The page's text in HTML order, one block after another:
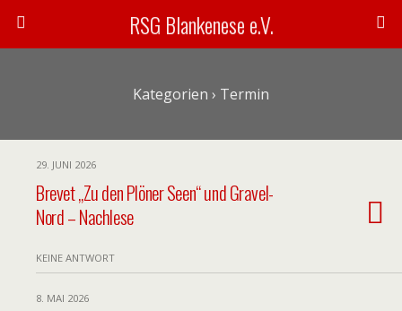
RSG Blankenese e.V.
Kategorien › Termin
29. JUNI 2026
Brevet „Zu den Plöner Seen“ und Gravel-
Nord – Nachlese
KEINE ANTWORT
8. MAI 2026